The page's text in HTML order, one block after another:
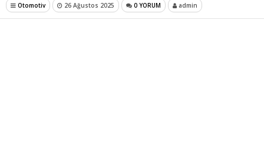
Otomotiv 26 Ağustos 2025 0 YORUM admin